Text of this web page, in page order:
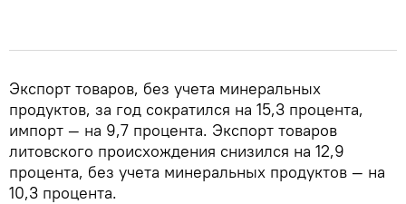
Экспорт товаров, без учета минеральных
продуктов, за год сократился на 15,3 процента,
импорт — на 9,7 процента. Экспорт товаров
литовского происхождения снизился на 12,9
процента, без учета минеральных продуктов — на
10,3 процента.